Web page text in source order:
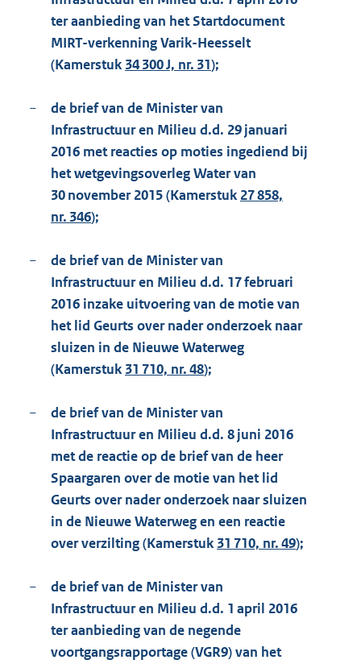
ter aanbieding van het Startdocument
MIRT-verkenning Varik-Heesselt
(Kamerstuk 34 300 J, nr. 31);
−
de brief van de Minister van
Infrastructuur en Milieu d.d. 29 januari
2016 met reacties op moties ingediend bij
het wetgevingsoverleg Water van
30 november 2015 (Kamerstuk 27 858,
nr. 346);
−
de brief van de Minister van
Infrastructuur en Milieu d.d. 17 februari
2016 inzake uitvoering van de motie van
het lid Geurts over nader onderzoek naar
sluizen in de Nieuwe Waterweg
(Kamerstuk 31 710, nr. 48);
−
de brief van de Minister van
Infrastructuur en Milieu d.d. 8 juni 2016
met de reactie op de brief van de heer
Spaargaren over de motie van het lid
Geurts over nader onderzoek naar sluizen
in de Nieuwe Waterweg en een reactie
over verzilting (Kamerstuk 31 710, nr. 49);
−
de brief van de Minister van
Infrastructuur en Milieu d.d. 1 april 2016
ter aanbieding van de negende
voortgangsrapportage (VGR9) van het